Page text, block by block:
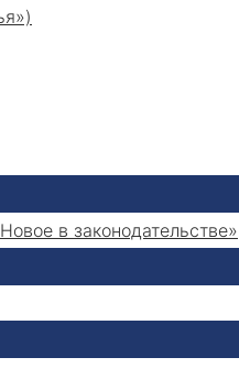
в законодательстве»